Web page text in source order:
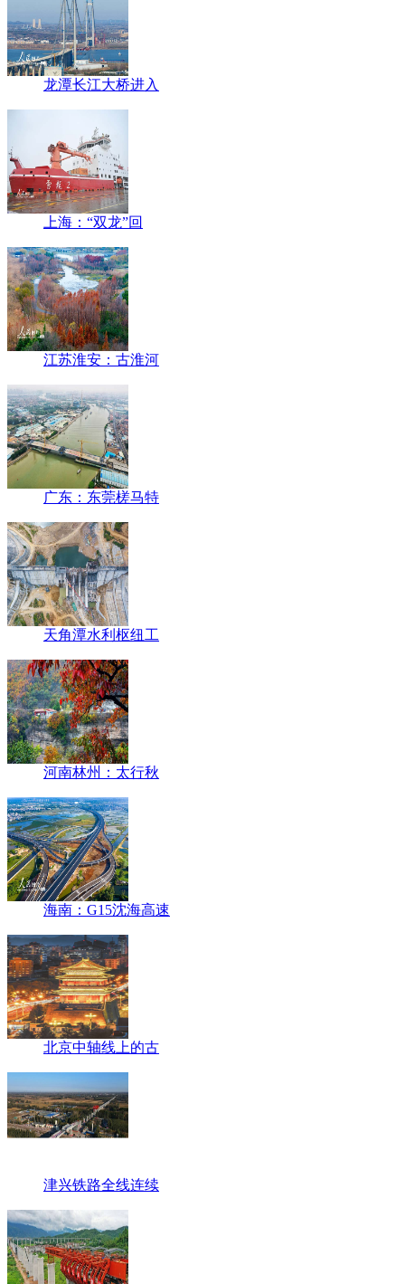
龙潭长江大桥进入
上海：“双龙”回
江苏淮安：古淮河
广东：东莞槎马特
天角潭水利枢纽工
河南林州：太行秋
海南：G15沈海高速
北京中轴线上的古
津兴铁路全线连续